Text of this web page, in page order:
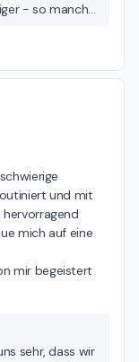
- so manche
Sie uns ja
und mit
mich auf eine
mir begeistert
sehr, dass wir